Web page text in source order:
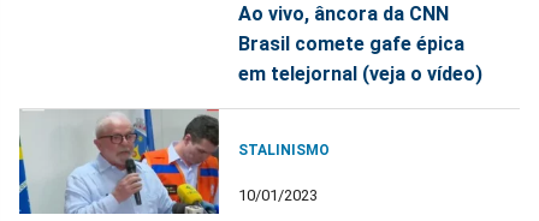
Ao vivo, âncora da CNN
Brasil comete gafe épica
em telejornal (veja o vídeo)
STALINISMO
10/01/2023